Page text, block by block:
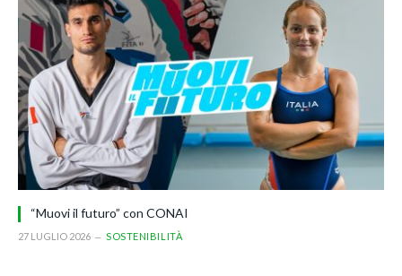
“Muovi il futuro” con CONAI
27 LUGLIO 2026 SOSTENIBILITÀ